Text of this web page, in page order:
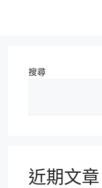
搜尋
近期文章